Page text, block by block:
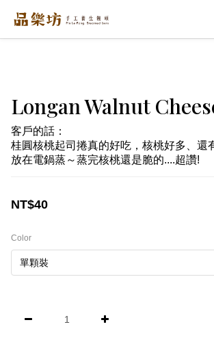
Longan Walnut
客戶的話：
桂圓核桃起司捲真的好吃，核桃好多、還
放在電鍋蒸～蒸完核桃還是脆的....超讚!
NT$40
Color